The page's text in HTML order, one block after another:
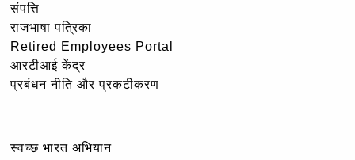
संपत्ति
राजभाषा पत्रिका
Retired Employees Portal
आरटीआई केंद्र
प्रबंधन नीति और प्रकटीकरण
स्वच्छ भारत अभियान